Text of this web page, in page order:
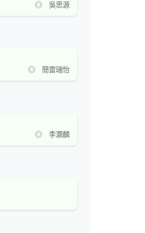
◎ 吳思源
◎ 簡雷瑞怡
◎ 李灝麟